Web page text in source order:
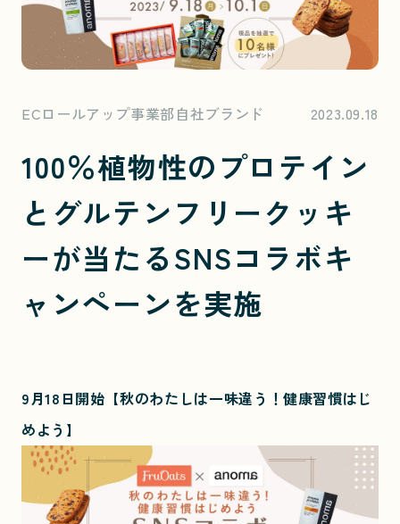
ECロールアップ事業部自社ブランド 2023.09.18
100％植物性のプロテイン
とグルテンフリークッキ
ーが当たるSNSコラボキ
ャンペーンを実施
9月18日開始【秋のわたしは一味違う！健康習慣はじ
めよう】